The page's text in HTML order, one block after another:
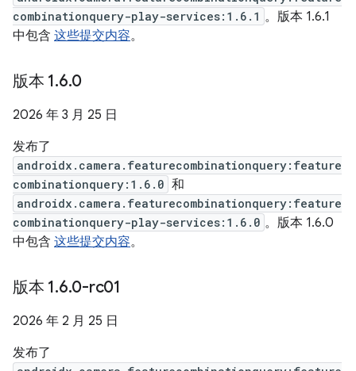
combinationquery-play-services:1.6.1 。版本 1.6.1
中包含 这些提交内容。
版本 1.6.0
2026 年 3 月 25 日
发布了
androidx.camera.featurecombinationquery:feature
combinationquery:1.6.0 和
androidx.camera.featurecombinationquery:feature
combinationquery-play-services:1.6.0 。版本 1.6.0
中包含 这些提交内容。
版本 1.6.0-rc01
2026 年 2 月 25 日
发布了